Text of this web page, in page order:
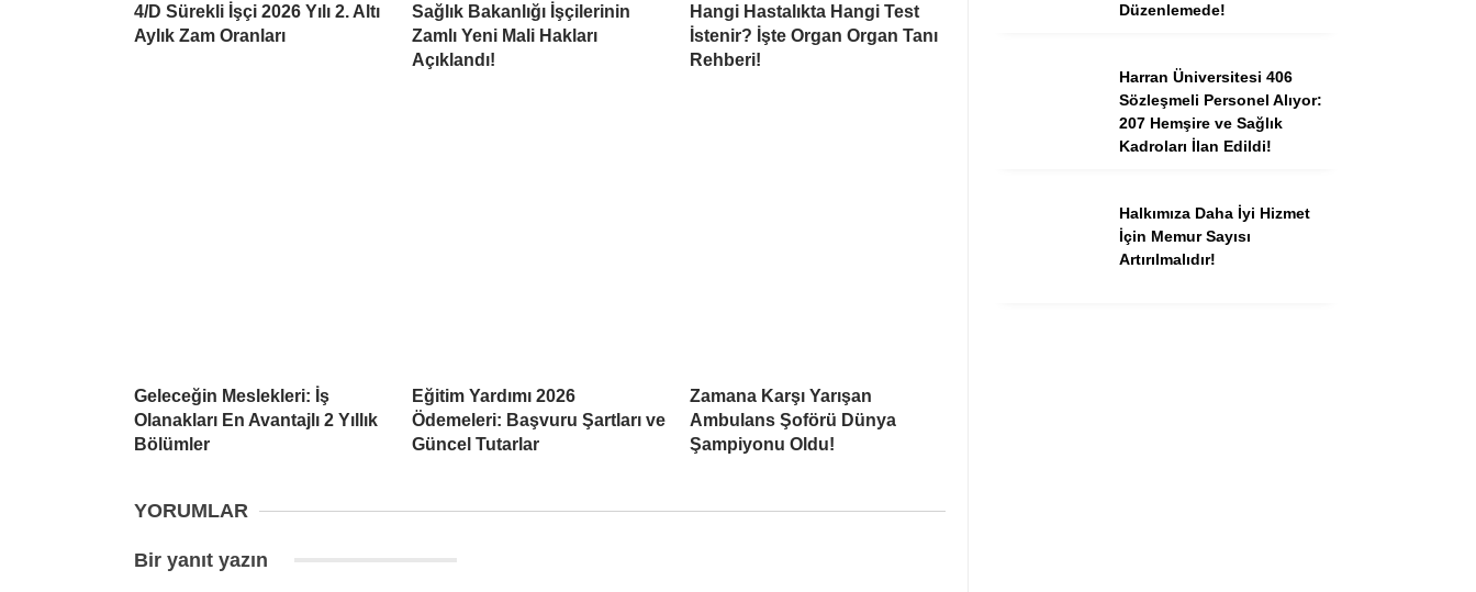
4/D Sürekli İşçi 2026 Yılı 2. Altı
Aylık Zam Oranları
Sağlık Bakanlığı İşçilerinin
Zamlı Yeni Mali Hakları
Açıklandı!
Hangi Hastalıkta Hangi Test
İstenir? İşte Organ Organ Tanı
Rehberi!
Geleceğin Meslekleri: İş
Olanakları En Avantajlı 2 Yıllık
Bölümler
Eğitim Yardımı 2026
Ödemeleri: Başvuru Şartları ve
Güncel Tutarlar
Zamana Karşı Yarışan
Ambulans Şoförü Dünya
Şampiyonu Oldu!
YORUMLAR
Bir yanıt yazın
Düzenlemede!
Harran Üniversitesi 406
Sözleşmeli Personel Alıyor:
207 Hemşire ve Sağlık
Kadroları İlan Edildi!
Halkımıza Daha İyi Hizmet
İçin Memur Sayısı
Artırılmalıdır!